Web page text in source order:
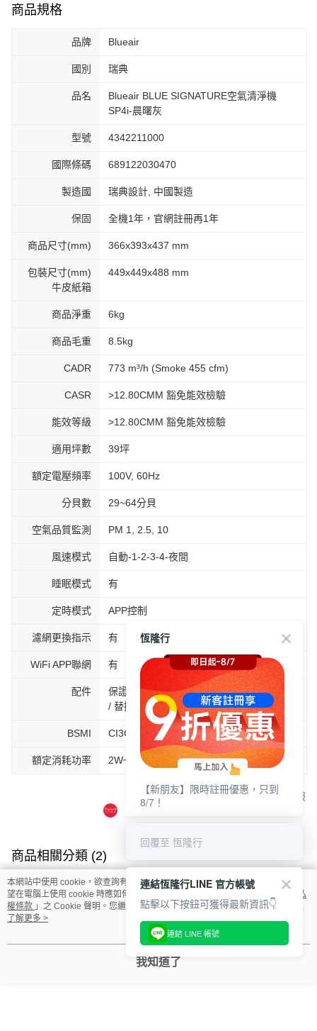
商品規格
品牌 Blueair
國別 瑞典
品名
Blueair BLUE SIGNATURE空氣清淨機
SP4i-晨曙灰
型號 4342211000
國際條碼 689122030470
製造國 瑞典設計, 中國製造
保固 全機1年，官網註冊再1年
商品尺寸(mm) 366x393x437 mm
包裝尺寸(mm)
牛皮紙箱
449x449x488 mm
商品淨重 6kg
商品毛重 8.5kg
CADR 773 m³/h (Smoke 455 cfm)
CASR >12.80CMM 豁免能效檢驗
能效等級 >12.80CMM 豁免能效檢驗
適用坪數 39坪
額定電壓頻率 100V, 60Hz
分貝數 29~64分貝
空氣品質監測 PM 1, 2.5, 10
風速模式 自動-1-2-3-4-夜間
睡眠模式 有
定時模式 APP控制
濾網更換指示 有
WiFi APP聯網 有
配件
保證書 / 中文說明書 / 電源線 / 前置濾網1片
/ 替換濾網單入
BSMI CI3C2064080045
額定消耗功率 2W~45W
客服
商品相關分類 (2)
依品牌 Blueair 空氣清淨機
依類別 清淨機 Blueair
本網站中使用 cookie，欲查詢有關本網站使用 cookie 方式之詳情，及若您不希
望在電腦上使用 cookie 時應如何變更電腦的 cookie 設定，請參閱本網站「
隱私
權條款 」之 Cookie 聲明。您繼續使用本網站即表示您同意本公司得按本網站使
用條款之 Cookie 聲明使用 cookie。
了解更多 >
我知道了
恆隆行
【新朋友】限時註冊優惠，只到
8/7！
回覆至 恆隆行
連結恆隆行LINE 官方帳號
點擊以下按鈕可獲得最新資訊👇
連結 LINE 帳號